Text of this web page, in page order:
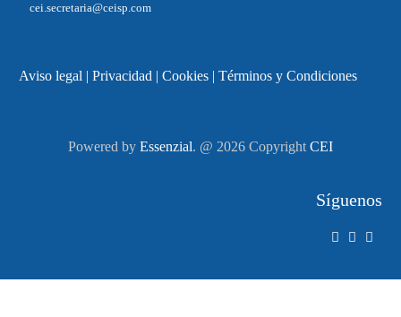
cei.secretaria@ceisp.com
Aviso legal | Privacidad | Cookies| Términos y Condiciones
Powered by Essenzial. @ 2026 Copyright CEI
Síguenos